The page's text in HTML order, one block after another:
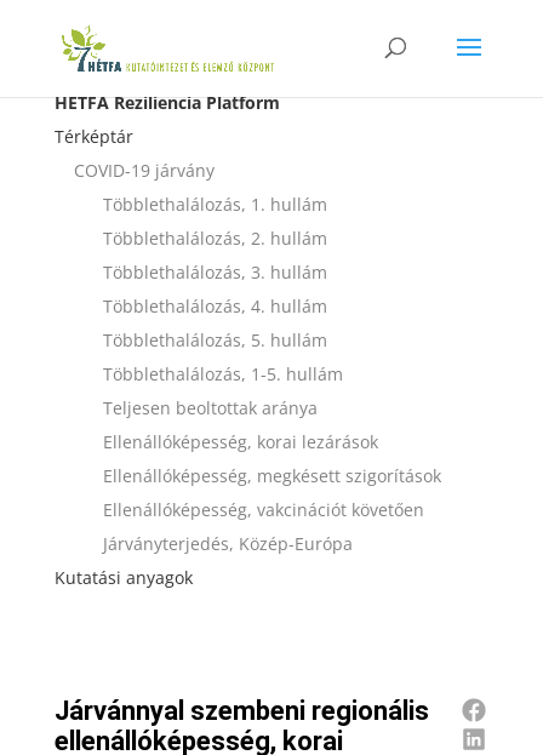
HÉTFA Reziliencia Platform
Térképtár
COVID-19 járvány
Többlethalálozás, 1. hullám
Többlethalálozás, 2. hullám
Többlethalálozás, 3. hullám
Többlethalálozás, 4. hullám
Többlethalálozás, 5. hullám
Többlethalálozás, 1-5. hullám
Teljesen beoltottak aránya
Ellenállóképesség, korai lezárások
Ellenállóképesség, megkésett szigorítások
Ellenállóképesség, vakcinációt követően
Járványterjedés, Közép-Európa
Kutatási anyagok